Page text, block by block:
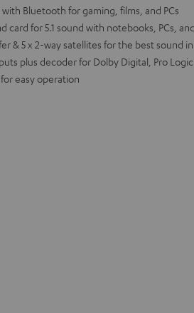
Bluetooth for gaming, films, and PCs
card for 5.1 sound with notebooks, PCs,
& 5 x 2-way satellites for the best sound
plus decoder for Dolby Digital, Pro Logic
easy operation